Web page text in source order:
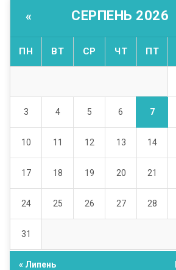
« СЕРПЕНЬ 2026
ПН ВТ СР ЧТ ПТ
3 4 5 6 7
10 11 12 13 14
17 18 19 20 21
24 25 26 27 28
31
« Липень